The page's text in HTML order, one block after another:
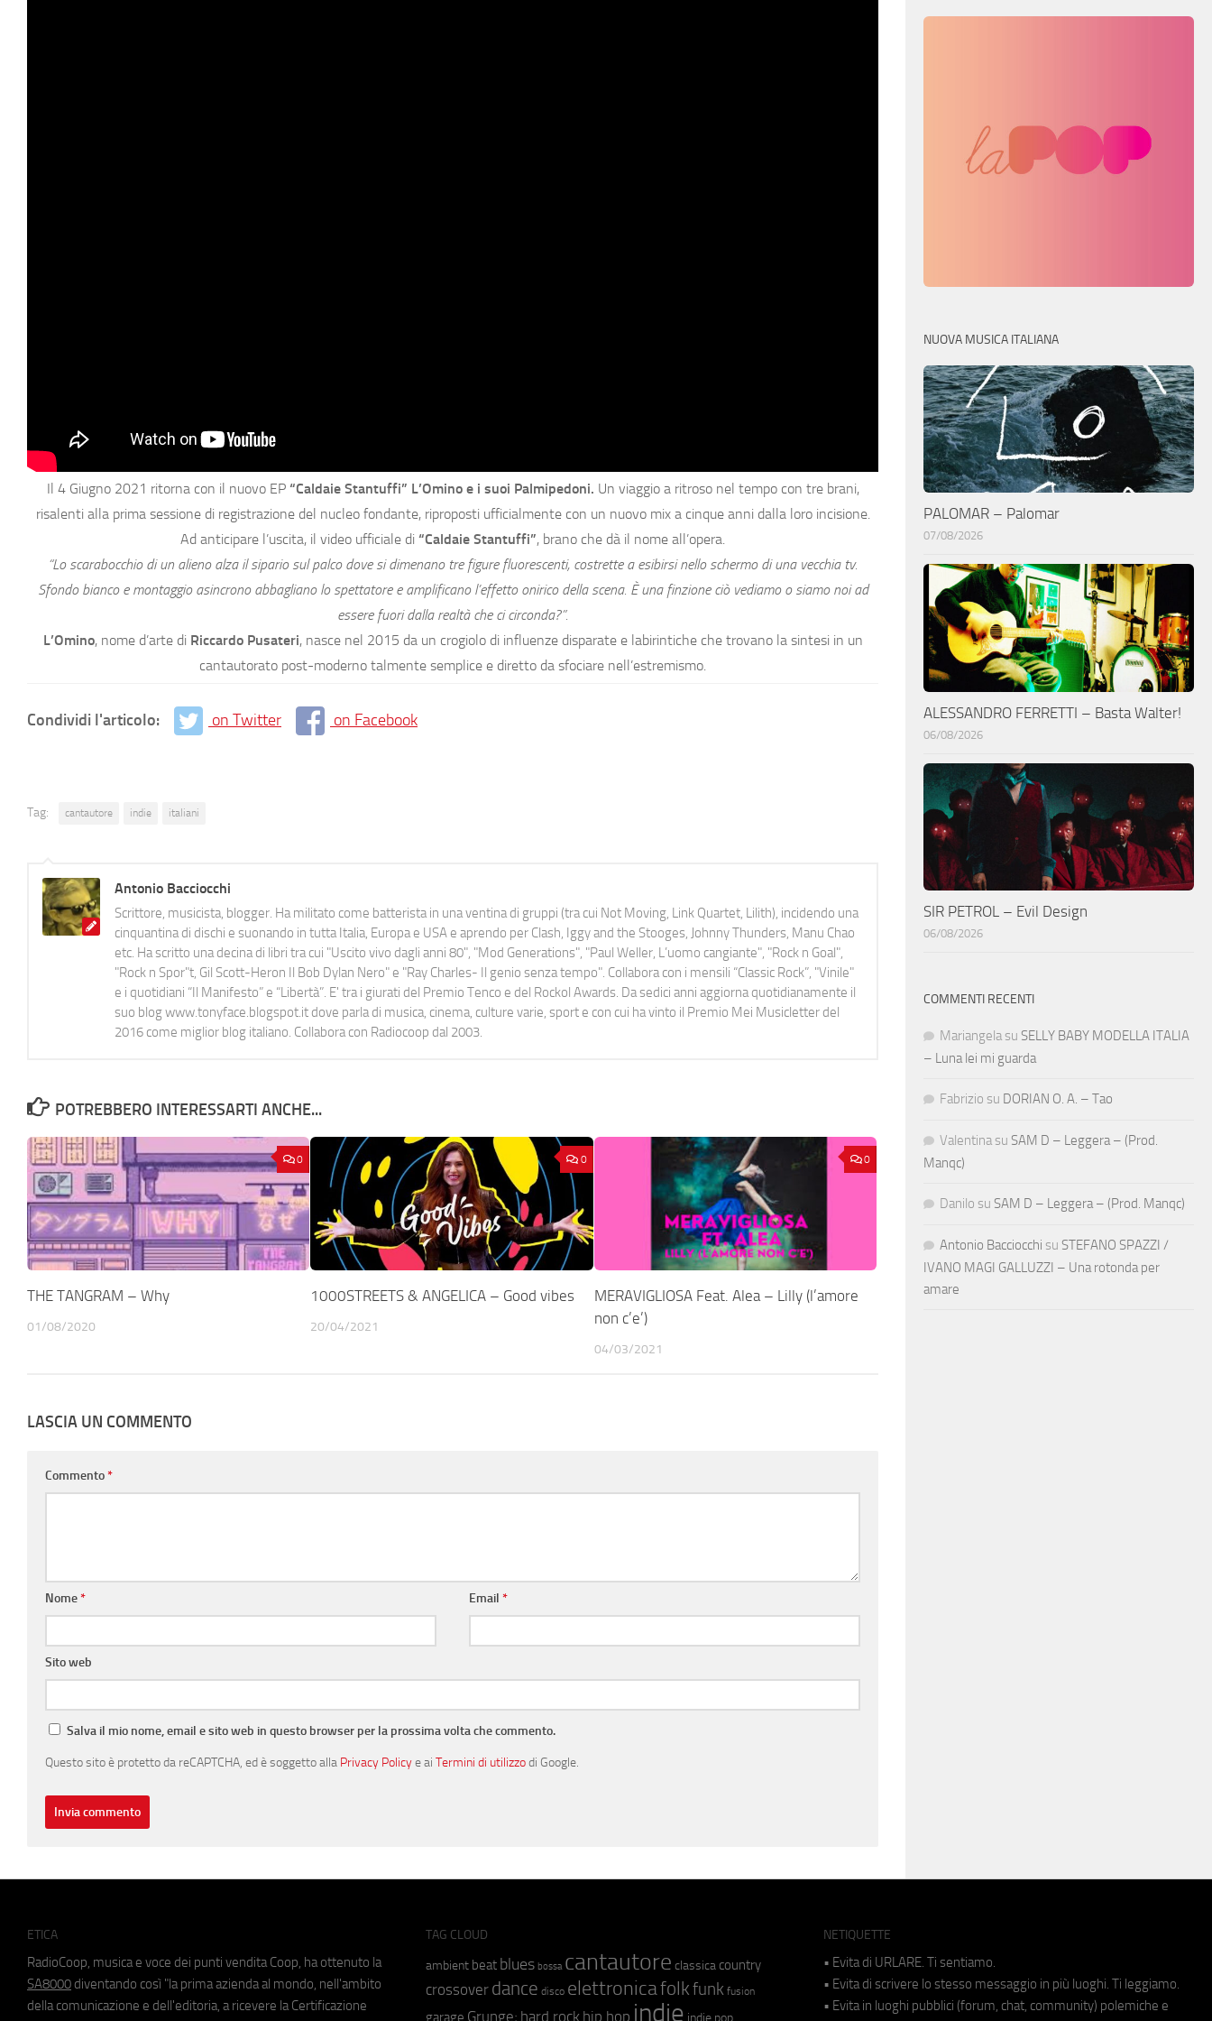
Il 4 Giugno 2021 ritorna con il nuovo EP “Caldaie Stantuffi” L’Omino e i suoi Palmipedoni. Un viaggio a ritroso nel tempo con tre brani,
risalenti alla prima sessione di registrazione del nucleo fondante, riproposti ufficialmente con un nuovo mix a cinque anni dalla loro incisione.
Ad anticipare l’uscita, il video ufficiale di “Caldaie Stantuffi”, brano che dà il nome all’opera.
“Lo scarabocchio di un alieno alza il sipario sul palco dove si dimenano tre figure fluorescenti, costrette a esibirsi nello schermo di una vecchia tv.
Sfondo bianco e montaggio asincrono abbagliano lo spettatore e amplificano l’effetto onirico della scena. È una finzione ciò vediamo o siamo noi ad
essere fuori dalla realtà che ci circonda?”.
L’Omino, nome d’arte di Riccardo Pusateri, nasce nel 2015 da un crogiolo di influenze disparate e labirintiche che trovano la sintesi in un
cantautorato post-moderno talmente semplice e diretto da sfociare nell’estremismo.
Condividi l'articolo: on Twitter on Facebook
Tag: cantautore indie italiani
Antonio Bacciocchi
Scrittore, musicista, blogger. Ha militato come batterista in una ventina di gruppi (tra cui Not Moving, Link Quartet, Lilith), incidendo una
cinquantina di dischi e suonando in tutta Italia, Europa e USA e aprendo per Clash, Iggy and the Stooges, Johnny Thunders, Manu Chao
etc. Ha scritto una decina di libri tra cui "Uscito vivo dagli anni 80", "Mod Generations", "Paul Weller, L’uomo cangiante", "Rock n Goal",
"Rock n Spor"t, Gil Scott-Heron Il Bob Dylan Nero" e "Ray Charles- Il genio senza tempo". Collabora con i mensili “Classic Rock”, "Vinile"
e i quotidiani “Il Manifesto” e “Libertà”. E' tra i giurati del Premio Tenco e del Rockol Awards. Da sedici anni aggiorna quotidianamente il
suo blog www.tonyface.blogspot.it dove parla di musica, cinema, culture varie, sport e con cui ha vinto il Premio Mei Musicletter del
2016 come miglior blog italiano. Collabora con Radiocoop dal 2003.
POTREBBERO INTERESSARTI ANCHE...
0
THE TANGRAM – Why
01/08/2020
0
1000STREETS & ANGELICA – Good vibes
20/04/2021
0
MERAVIGLIOSA Feat. Alea – Lilly (l’amore
non c’e’)
04/03/2021
LASCIA UN COMMENTO
Commento*
Nome* Email*
Sito web
Salva il mio nome, email e sito web in questo browser per la prossima volta che commento.
Questo sito è protetto da reCAPTCHA, ed è soggetto alla Privacy Policye ai Termini di utilizzodi Google.
NUOVA MUSICA ITALIANA
PALOMAR – Palomar
07/08/2026
ALESSANDRO FERRETTI – Basta Walter!
06/08/2026
SIR PETROL – Evil Design
06/08/2026
COMMENTI RECENTI
Mariangela su SELLY BABY MODELLA ITALIA
– Luna lei mi guarda
Fabrizio su DORIAN O. A. – Tao
Valentina su SAM D – Leggera – (Prod.
Manqc)
Danilo su SAM D – Leggera – (Prod. Manqc)
Antonio Bacciocchi su STEFANO SPAZZI /
IVANO MAGI GALLUZZI – Una rotonda per
amare
ETICA
RadioCoop, musica e voce dei punti vendita Coop, ha ottenuto la
SA8000 diventando così "la prima azienda al mondo, nell'ambito
della comunicazione e dell'editoria, a ricevere la Certificazione
TAG CLOUD
ambient beat blues bossa cantautore classica country
crossover dance disco elettronicafolkfunk fusion
garage Grunge; hard rock hip hop indie indie pop
NETIQUETTE
• Evita di URLARE. Ti sentiamo.
• Evita di scrivere lo stesso messaggio in più luoghi. Ti leggiamo.
• Evita in luoghi pubblici (forum, chat, community) polemiche e